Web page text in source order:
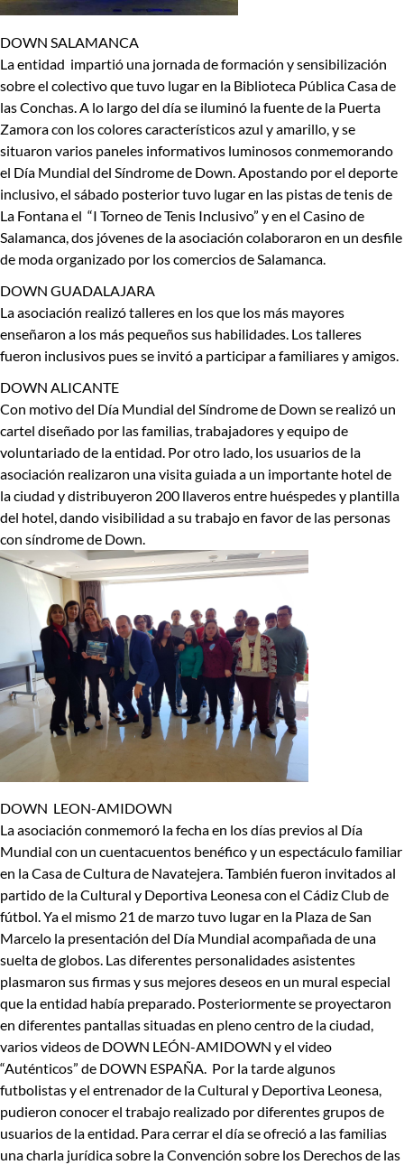
DOWN SALAMANCA
La entidad impartió una jornada de formación y sensibilización
sobre el colectivo que tuvo lugar en la Biblioteca Pública Casa de
las Conchas. A lo largo del día se iluminó la fuente de la Puerta
Zamora con los colores característicos azul y amarillo, y se
situaron varios paneles informativos luminosos conmemorando
el Día Mundial del Síndrome de Down. Apostando por el deporte
inclusivo, el sábado posterior tuvo lugar en las pistas de tenis de
La Fontana el “I Torneo de Tenis Inclusivo” y en el Casino de
Salamanca, dos jóvenes de la asociación colaboraron en un desfile
de moda organizado por los comercios de Salamanca.
DOWN GUADALAJARA
La asociación realizó talleres en los que los más mayores
enseñaron a los más pequeños sus habilidades. Los talleres
fueron inclusivos pues se invitó a participar a familiares y amigos.
DOWN ALICANTE
Con motivo del Día Mundial del Síndrome de Down se realizó un
cartel diseñado por las familias, trabajadores y equipo de
voluntariado de la entidad. Por otro lado, los usuarios de la
asociación realizaron una visita guiada a un importante hotel de
la ciudad y distribuyeron 200 llaveros entre huéspedes y plantilla
del hotel, dando visibilidad a su trabajo en favor de las personas
con síndrome de Down.
DOWN LEON-AMIDOWN
La asociación conmemoró la fecha en los días previos al Día
Mundial con un cuentacuentos benéfico y un espectáculo familiar
en la Casa de Cultura de Navatejera. También fueron invitados al
partido de la Cultural y Deportiva Leonesa con el Cádiz Club de
fútbol. Ya el mismo 21 de marzo tuvo lugar en la Plaza de San
Marcelo la presentación del Día Mundial acompañada de una
suelta de globos. Las diferentes personalidades asistentes
plasmaron sus firmas y sus mejores deseos en un mural especial
que la entidad había preparado. Posteriormente se proyectaron
en diferentes pantallas situadas en pleno centro de la ciudad,
varios videos de DOWN LEÓN-AMIDOWN y el video
“Auténticos” de DOWN ESPAÑA. Por la tarde algunos
futbolistas y el entrenador de la Cultural y Deportiva Leonesa,
pudieron conocer el trabajo realizado por diferentes grupos de
usuarios de la entidad. Para cerrar el día se ofreció a las familias
una charla jurídica sobre la Convención sobre los Derechos de las